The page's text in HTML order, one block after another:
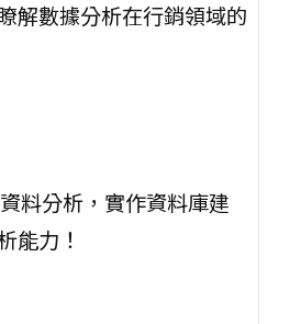
解數據分析在行銷領域的
料分析，實作資料庫建
能力！